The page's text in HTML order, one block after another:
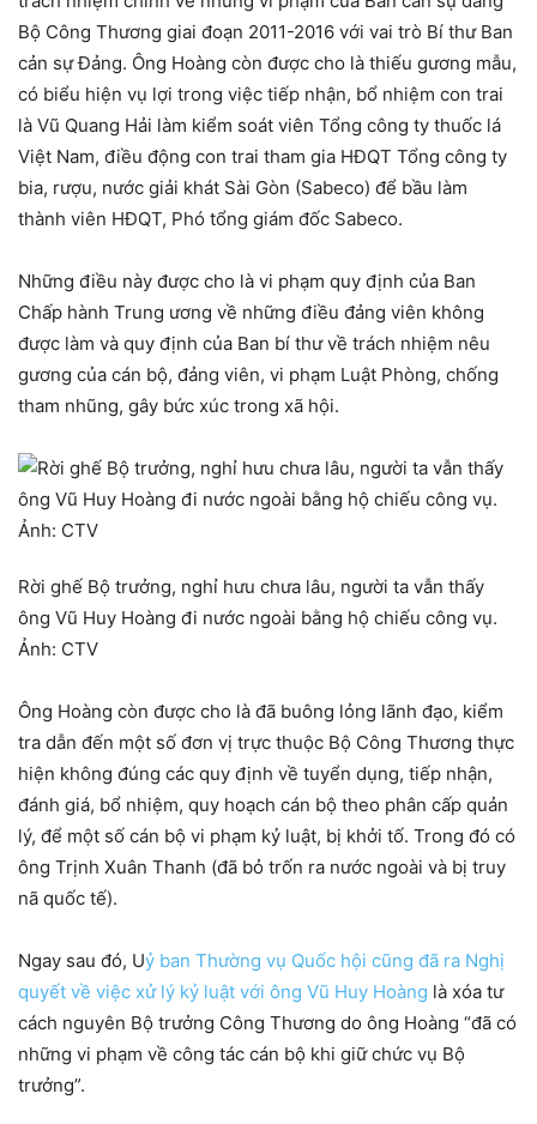
Bộ Công Thương giai đoạn 2011-2016 với vai trò Bí thư Ban
cản sự Đảng. Ông Hoàng còn được cho là thiếu gương mẫu,
có biểu hiện vụ lợi trong việc tiếp nhận, bổ nhiệm con trai
là Vũ Quang Hải làm kiểm soát viên Tổng công ty thuốc lá
Việt Nam, điều động con trai tham gia HĐQT Tổng công ty
bia, rượu, nước giải khát Sài Gòn (Sabeco) để bầu làm
thành viên HĐQT, Phó tổng giám đốc Sabeco.
Những điều này được cho là vi phạm quy định của Ban
Chấp hành Trung ương về những điều đảng viên không
được làm và quy định của Ban bí thư về trách nhiệm nêu
gương của cán bộ, đảng viên, vi phạm Luật Phòng, chống
tham nhũng, gây bức xúc trong xã hội.
Rời ghế Bộ trưởng, nghỉ hưu chưa lâu, người ta vẫn thấy
ông Vũ Huy Hoàng đi nước ngoài bằng hộ chiếu công vụ.
Ảnh: CTV
Ông Hoàng còn được cho là đã buông lỏng lãnh đạo, kiểm
tra dẫn đến một số đơn vị trực thuộc Bộ Công Thương thực
hiện không đúng các quy định về tuyển dụng, tiếp nhận,
đánh giá, bổ nhiệm, quy hoạch cán bộ theo phân cấp quản
lý, để một số cán bộ vi phạm kỷ luật, bị khởi tố. Trong đó có
ông Trịnh Xuân Thanh (đã bỏ trốn ra nước ngoài và bị truy
nã quốc tế).
Ngay sau đó, Uỷ ban Thường vụ Quốc hội cũng đã ra Nghị
quyết về việc xử lý kỷ luật với ông Vũ Huy Hoàng là xóa tư
cách nguyên Bộ trưởng Công Thương do ông Hoàng “đã có
những vi phạm về công tác cán bộ khi giữ chức vụ Bộ
trưởng”.